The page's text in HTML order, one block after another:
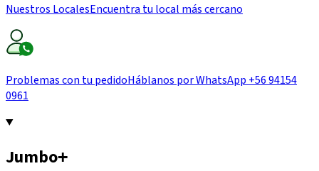
Nuestros LocalesEncuentra tu local más cercano
Problemas con tu pedidoHáblanos por WhatsApp +56 94154
0961
Jumbo+